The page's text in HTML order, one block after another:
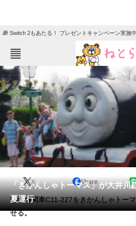
🎁 Switch 2もあたる！ プレゼントキャンペーン実施中
ねとらぼメニュー
TOP ニュー
エンタメ クイズ
グルメ 地域
住まい 教育
動物 リサーチ
会員記事
メディア
「きかんしゃトーマス」が大井
夏運行
X Share
蒸気機関車C11-227をきかんしゃトー
せる。